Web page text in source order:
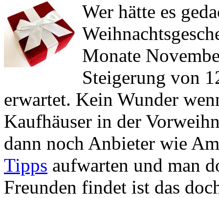
Wer hätte es
Monate
Steigerung von
erwartet. Kein Wunder
Kaufhäuser in der
dann noch Anbieter wie
Tipps aufwarten und man
Freunden findet ist das